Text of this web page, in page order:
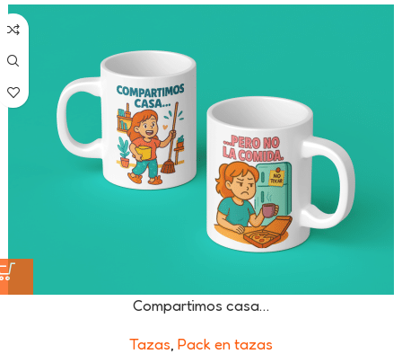
Compartimos casa…
Tazas Pack en tazas